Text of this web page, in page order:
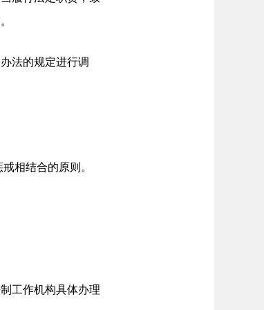
法的规定进行调
相结合的原则。
工作机构具体办理